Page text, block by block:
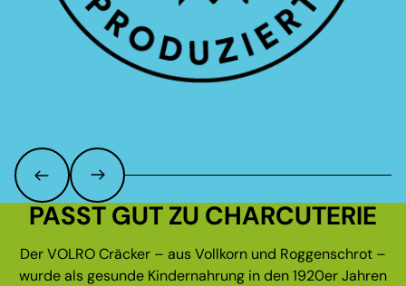
PASST GUT ZU CHARCUTERIE
Der VOLRO Cräcker – aus Vollkorn und Roggenschrot –
wurde als gesunde Kindernahrung in den 1920er Jahren